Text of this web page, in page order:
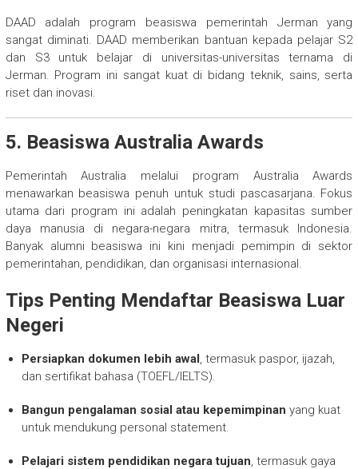
DAAD adalah program beasiswa pemerintah Jerman yang
sangat diminati. DAAD memberikan bantuan kepada pelajar S2
dan S3 untuk belajar di universitas-universitas ternama di
Jerman. Program ini sangat kuat di bidang teknik, sains, serta
riset dan inovasi.
5. Beasiswa Australia Awards
Pemerintah Australia melalui program Australia Awards
menawarkan beasiswa penuh untuk studi pascasarjana. Fokus
utama dari program ini adalah peningkatan kapasitas sumber
daya manusia di negara-negara mitra, termasuk Indonesia.
Banyak alumni beasiswa ini kini menjadi pemimpin di sektor
pemerintahan, pendidikan, dan organisasi internasional.
Tips Penting Mendaftar Beasiswa Luar
Negeri
Persiapkan dokumen lebih awal, termasuk paspor, ijazah,
dan sertifikat bahasa (TOEFL/IELTS).
Bangun pengalaman sosial atau kepemimpinan yang kuat
untuk mendukung personal statement.
Pelajari sistem pendidikan negara tujuan, termasuk gaya